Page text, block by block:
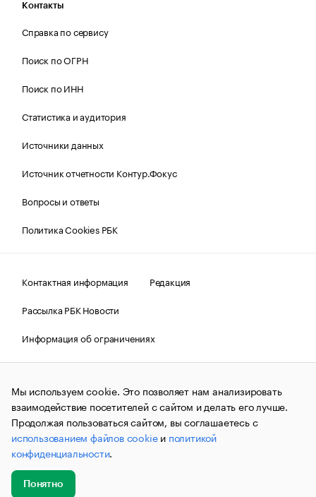
Контакты
Справка по сервису
Поиск по ОГРН
Поиск по ИНН
Статистика и аудитория
Источники данных
Источник отчетности Контур.Фокус
Вопросы и ответы
Политика Cookies РБК
Контактная информация
Редакция
Рассылка РБК Новости
Информация об ограничениях
Правовая информация
О соблюдении авторских прав
© АО «РОСБИЗНЕСКОНСАЛТИНГ»,1995–2026.Сообщения
и материалы информационного агентства «РБК»
(зарегистрировано Федеральной службой по надзору в сфере
связи, информационных технологий и массовых
коммуникаций (Роскомнадзор) 09.12.2015 за номером ИА
№ФС77-63848) сопровождаются пометкой «РБК». Отдельные
публикации могут содержать информацию,
не предназначенную для пользователей
до 18 лет.
Мы используем cookie. Это позволяет нам анализировать
взаимодействие посетителей с сайтом и делать его лучше.
Продолжая пользоваться сайтом, вы соглашаетесь с
использованием файлов cookieи политикой
конфиденциальности.
Понятно